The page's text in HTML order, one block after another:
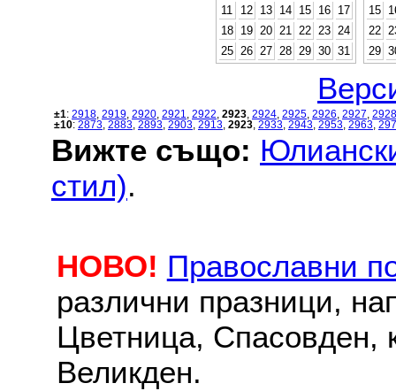
11
12 13 14 15 16
17
18
19 20 21 22 23
24
25
26 27 28 29 30 31
15
22
29
±1: 2918 2919 2920 2921 2922 2923 2924 2925 2926 2927 2928
±10: 2873 2883 2893 2903 2913 2923 2933 2943 2953 2963
Вижте също:
стил).
НОВО! Православни
различни празници,
Цветница, Спасовден,
Великден.